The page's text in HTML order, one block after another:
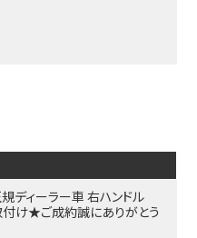
ディーラー車 右ハンドル
け★ご成約誠にありがとう